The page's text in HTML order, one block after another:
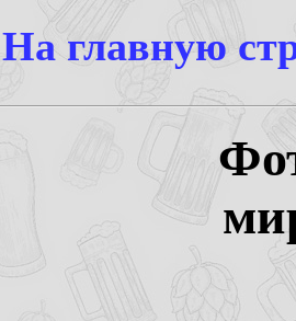
На главную